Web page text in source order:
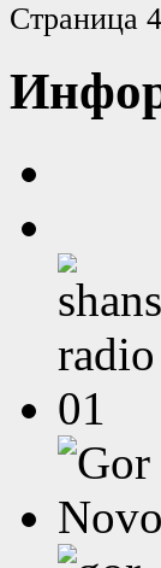
Страница